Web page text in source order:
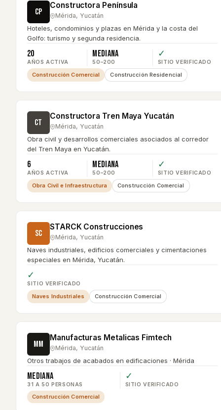
CP
Constructora Península
Mérida, Yucatán
Hoteles, condominios y plazas en Mérida y la costa del
Golfo: turismo y segunda residencia.
20
AÑOS ACTIVA
Mediana
50–200
✓
SITIO VERIFICADO
Construcción Comercial Construcción Residencial
CT
Constructora Tren Maya Yucatán
Mérida, Yucatán
Obra civil y desarrollos comerciales asociados al corredor
del Tren Maya en Yucatán.
6
AÑOS ACTIVA
Mediana
50–200
✓
SITIO VERIFICADO
Obra Civil e Infraestructura Construcción Comercial
SC
STARCK Construcciones
Mérida, Yucatán
Naves industriales, edificios comerciales y cimentaciones
especiales en Mérida, Yucatán.
✓
SITIO VERIFICADO
Naves Industriales Construcción Comercial
MM
Manufacturas Metalicas Fimtech
Mérida, Yucatán
Otros trabajos de acabados en edificaciones · Mérida
Mediana
31 A 50 PERSONAS
✓
SITIO VERIFICADO
Construcción Comercial